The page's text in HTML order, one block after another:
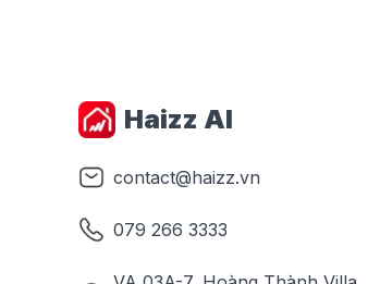
Haizz AI
contact@haizz.vn
079 266 3333